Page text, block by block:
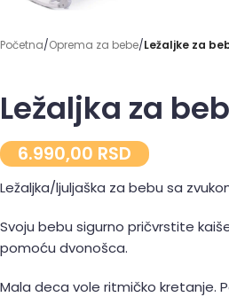
Početna Oprema za bebe Ležaljke za
Ležaljka za
6.990,00 RSD
Ležaljka/ljuljaška za bebu sa
Svoju bebu sigurno pričvrstite
pomoću dvonošca.
Mala deca vole ritmičko kretanje.